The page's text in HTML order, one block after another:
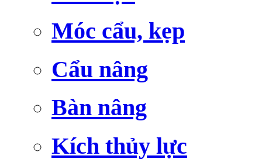
Móc cẩu, kẹp
Cẩu nâng
Bàn nâng
Kích thủy lực